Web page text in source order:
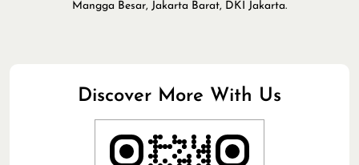
Mangga Besar, Jakarta Barat, DKI Jakarta.
Discover More With Us